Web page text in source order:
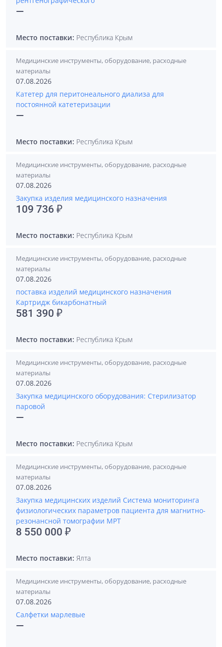
—
Место поставки: Республика Крым
Медицинские инструменты, оборудование, расходные
материалы
07.08.2026
Катетер для перитонеального диализа для
постоянной катетеризации
—
Место поставки: Республика Крым
Медицинские инструменты, оборудование, расходные
материалы
07.08.2026
Закупка изделия медицинского назначения
109 736 ₽
Место поставки: Республика Крым
Медицинские инструменты, оборудование, расходные
материалы
07.08.2026
поставка изделий медицинского назначения
Картридж бикарбонатный
581 390 ₽
Место поставки: Республика Крым
Медицинские инструменты, оборудование, расходные
материалы
07.08.2026
Закупка медицинского оборудования: Стерилизатор
паровой
—
Место поставки: Республика Крым
Медицинские инструменты, оборудование, расходные
материалы
07.08.2026
Закупка медицинских изделий Система мониторинга
физиологических параметров пациента для магнитно-
резонансной томографии МРТ
8 550 000 ₽
Место поставки: Ялта
Медицинские инструменты, оборудование, расходные
материалы
07.08.2026
Салфетки марлевые
—